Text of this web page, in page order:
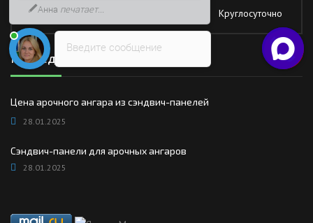
Воскресение
Круглосуточно
Последние новости
Цена арочного ангара из сэндвич-панелей
28.01.2025
Сэндвич-панели для арочных ангаров
28.01.2025
Введите сообщение
Анна печатает...